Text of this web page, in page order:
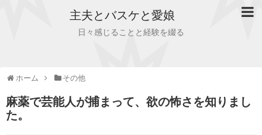
主夫とバスケと愛娘
日々感じることと経験を綴る
ホーム その他
麻薬で芸能人が捕まって、欲の怖さを知りまし
た。